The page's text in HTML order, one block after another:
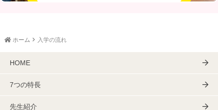
ホーム 入学の流れ
HOME
7つの特長
先生紹介